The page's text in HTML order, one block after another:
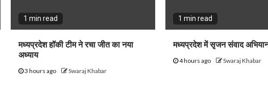
1 min read
मध्यप्रदेश हॉकी टीम ने रचा जीत का नया
अध्याय
3 hours ago Swaraj Khabar
1 min read
मध्यप्रदेश में सृजन संवाद
4 hours ago Swaraj Khabar